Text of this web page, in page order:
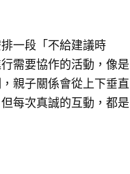
一段「不給建議時
需要協作的活動，像是
親子關係會從上下垂直
每次真誠的互動，都是